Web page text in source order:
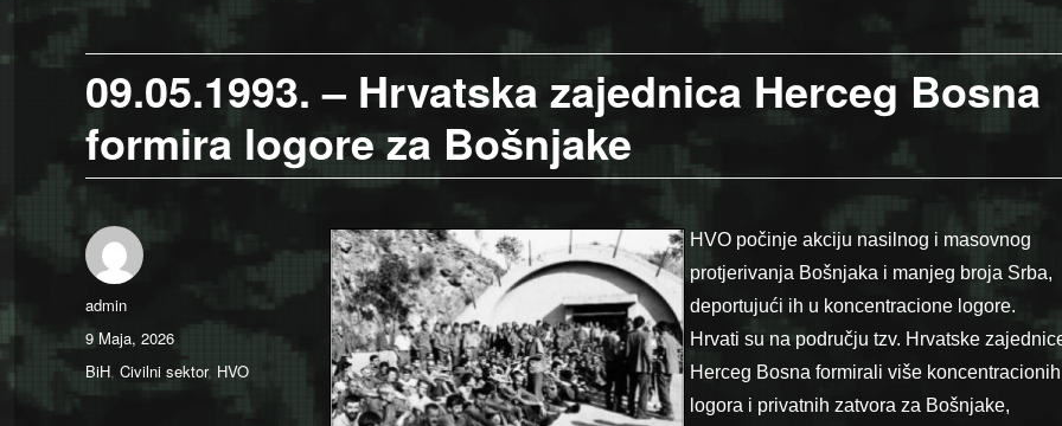
09.05.1993. – Hrvatska zajednica Herceg Bosna
formira logore za Bošnjake
HVO počinje akciju nasilnog i masovnog
protjerivanja Bošnjaka i manjeg broja Srba,
deportujući ih u koncentracione logore.
Hrvati su na području tzv. Hrvatske
Herceg Bosna formirali više koncentracionih
logora i privatnih zatvora za Bošnjake,
Author
admin
Posted
on
9 Maja, 2026
Categories
BiH, Civilni sektor, HVO